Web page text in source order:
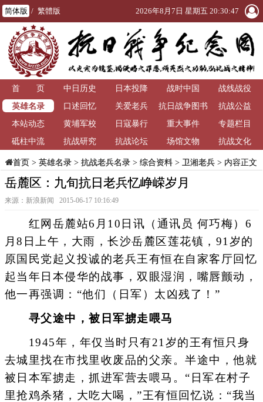
简体版 / 繁體版 2026年8月7日 星期五 20:30:47
首 页 中日历史 日本投降 战时中国
战线战役
英雄名录
口述回忆 关爱老兵
抗日战争图书
馆
抗战公益
本站动态
黄埔军校 日寇暴行 重大事件
专题栏目
砥柱中流
抗战研究 抗战论坛 场馆文物 抗战文化
首页> 英雄名录> 抗战老兵名录> 综合资料> 卫湘老兵> 内容正文
岳麓区：九旬抗日老兵忆峥嵘岁月
来源：新浪新闻 2015-06-17 10:16:49
红网岳麓站6月10日讯（通讯员 何巧梅）6
月8日上午，大雨，长沙岳麓区莲花镇，91岁的
原国民党起义投诚的老兵王有恒在自家客厅回忆
起当年日本侵华的战事，双眼湿润，嘴唇颤动，
他一再强调：“他们（日军）太凶残了！”
寻父途中，被日军掳走喂马
1945年，年仅当时只有21岁的王有恒只身
去城里找在市找里收废品的父亲。半途中，他就
被日本军掳走，抓进军营去喂马。“日军在村子
里抢鸡杀猪，大吃大喝，”王有恒回忆说：“我当